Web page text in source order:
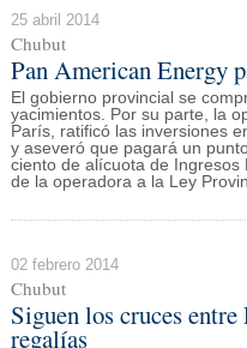
25 abril 2014
Chubut
Pan American Energy
El gobierno provincial se
yacimientos. Por su parte, la
París, ratificó las inversiones
y aseveró que pagará un
ciento de alícuota de Ingresos
de la operadora a la Ley
02 febrero 2014
Chubut
Siguen los cruces
regalías